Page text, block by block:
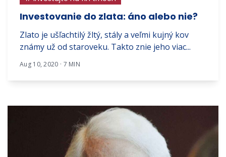
Investovanie do zlata: áno alebo nie?
Zlato je ušľachtilý žltý, stály a veľmi kujný kov
známy už od staroveku. Takto znie jeho viac...
Aug 10, 2020 · 7 MIN